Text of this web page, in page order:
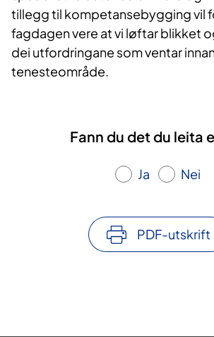
tillegg til kompetansebygging vil
fagdagen vere at vi løftar blikket
dei utfordringane som ventar
tenesteområde.
Fann du det du leita
Ja Nei
PDF-utskrift